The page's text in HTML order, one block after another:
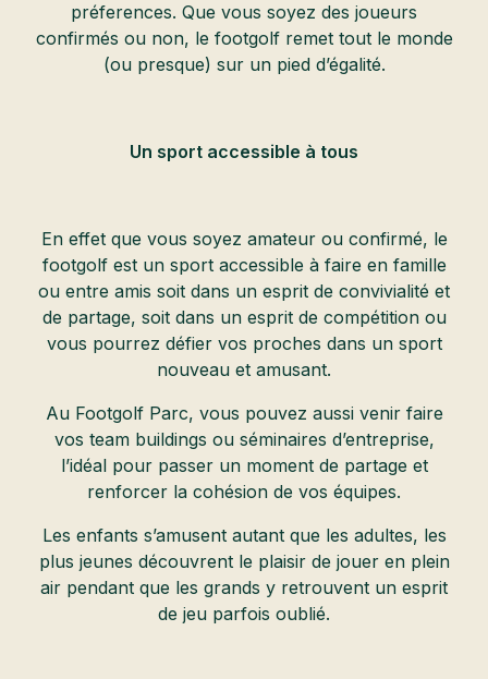
préferences. Que vous soyez des joueurs
confirmés ou non, le footgolf remet tout le monde
(ou presque) sur un pied d’égalité.
Un sport accessible à tous
En effet que vous soyez amateur ou confirmé, le
footgolf est un sport accessible à faire en famille
ou entre amis soit dans un esprit de convivialité et
de partage, soit dans un esprit de compétition ou
vous pourrez défier vos proches dans un sport
nouveau et amusant.
Au Footgolf Parc, vous pouvez aussi venir faire
vos team buildings ou séminaires d’entreprise,
l’idéal pour passer un moment de partage et
renforcer la cohésion de vos équipes.
Les enfants s’amusent autant que les adultes, les
plus jeunes découvrent le plaisir de jouer en plein
air pendant que les grands y retrouvent un esprit
de jeu parfois oublié.